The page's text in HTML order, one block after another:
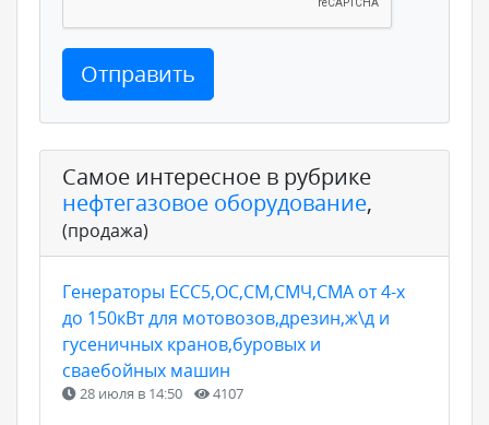
Отправить
Самое интересное в рубрике
нефтегазовое оборудование,
(продажа)
Генераторы ЕСС5,ОС,СМ,СМЧ,СМА от 4-х
до 150кВт для мотовозов,дрезин,ж\д и
гусеничных кранов,буровых и
сваебойных машин
28 июля в 14:50 4107